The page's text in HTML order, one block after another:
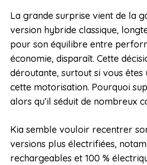
La grande surprise vient de la
version hybride classique,
pour son équilibre entre
économie, disparaît. Cette
déroutante, surtout si vous êtes
cette motorisation. Pourquoi
alors qu’il séduit de nombreux
Kia semble vouloir recentrer
versions plus électrifiées,
rechargeables et 100 %